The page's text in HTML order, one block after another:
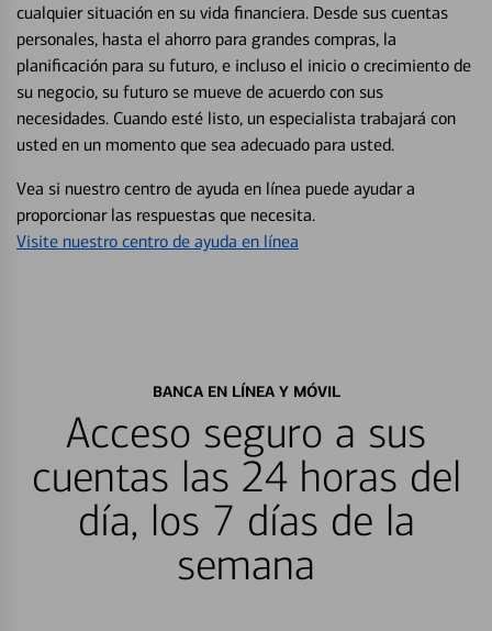
cualquier situación en su vida financiera. Desde sus cuentas
personales, hasta el ahorro para grandes compras, la
planificación para su futuro, e incluso el inicio o crecimiento de
su negocio, su futuro se mueve de acuerdo con sus
necesidades. Cuando esté listo, un especialista trabajará con
usted en un momento que sea adecuado para usted.
Vea si nuestro centro de ayuda en línea puede ayudar a
proporcionar las respuestas que necesita.
Visite nuestro centro de ayuda en línea
BANCA EN LÍNEA Y MÓVIL
Acceso seguro a sus
cuentas las 24 horas del
día, los 7 días de la
semana